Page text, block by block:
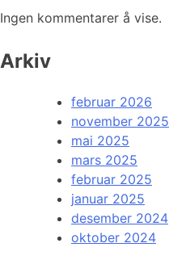
Ingen kommentarer å vise.
Arkiv
februar 2026
november 2025
mai 2025
mars 2025
februar 2025
januar 2025
desember 2024
oktober 2024